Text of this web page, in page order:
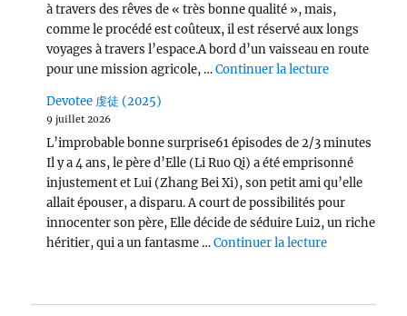
à travers des rêves de « très bonne qualité », mais,
comme le procédé est coûteux, il est réservé aux longs
voyages à travers l’espace.A bord d’un vaisseau en route
pour une mission agricole, …Continuer la lecturede « Per
Devotee 虔徒 (2025)
9 juillet 2026
L’improbable bonne surprise61 épisodes de 2/3 minutes
Il y a 4 ans, le père d’Elle (Li Ruo Qi) a été emprisonné
injustement et Lui (Zhang Bei Xi), son petit ami qu’elle
allait épouser, a disparu. A court de possibilités pour
innocenter son père, Elle décide de séduire Lui2, un riche
héritier, qui a un fantasme …Continuer la lecturede « Devotee